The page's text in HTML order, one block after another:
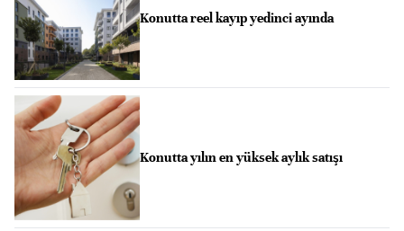
Konutta reel kayıp yedinci ayında
Konutta yılın en yüksek aylık satışı